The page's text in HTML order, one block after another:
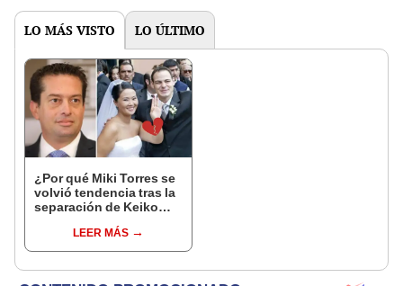
LO MÁS VISTO LO ÚLTIMO
¿Por qué Miki Torres se
volvió tendencia tras la
separación de Keiko
LEER MÁS